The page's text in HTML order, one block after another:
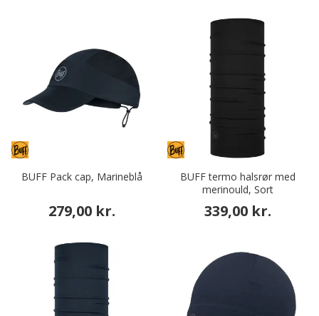
BUFF Pack cap, Marineblå
279,00 kr.
BUFF termo halsrør med
merinould, Sort
339,00 kr.